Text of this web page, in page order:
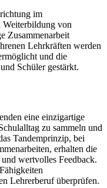
im
Weiterbildung von
Zusammenarbeit
Lehrkräften werden
und die
Schüler gestärkt.
eine einzigartige
zu sammeln und
Tandemprinzip, bei
erhalten die
wertvolles Feedback.
Lehrerberuf überprüfen.